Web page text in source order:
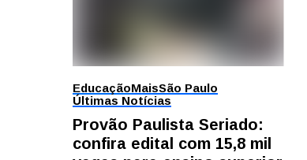
EducaçãoMaisSão Paulo
Últimas Notícias
Provão Paulista Seriado:
confira edital com 15,8 mil